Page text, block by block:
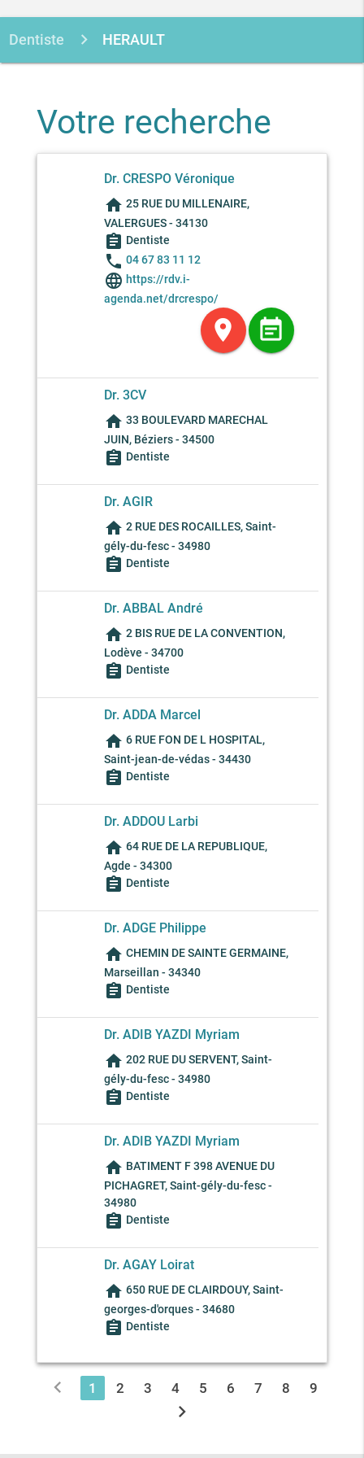
Dentiste HERAULT
Votre recherche
Dr. CRESPO Véronique
home 25 RUE DU MILLENAIRE,
VALERGUES - 34130
assignment Dentiste
phone 04 67 83 11 12
language https://rdv.i-
agenda.net/drcrespo/
location_on event_note
Dr. 3CV
home 33 BOULEVARD MARECHAL
JUIN, Béziers - 34500
assignment Dentiste
Dr. AGIR
home 2 RUE DES ROCAILLES, Saint-
gély-du-fesc - 34980
assignment Dentiste
Dr. ABBAL André
home 2 BIS RUE DE LA CONVENTION,
Lodève - 34700
assignment Dentiste
Dr. ADDA Marcel
home 6 RUE FON DE L HOSPITAL,
Saint-jean-de-védas - 34430
assignment Dentiste
Dr. ADDOU Larbi
home 64 RUE DE LA REPUBLIQUE,
Agde - 34300
assignment Dentiste
Dr. ADGE Philippe
home CHEMIN DE SAINTE GERMAINE,
Marseillan - 34340
assignment Dentiste
Dr. ADIB YAZDI Myriam
home 202 RUE DU SERVENT, Saint-
gély-du-fesc - 34980
assignment Dentiste
Dr. ADIB YAZDI Myriam
home BATIMENT F 398 AVENUE DU
PICHAGRET, Saint-gély-du-fesc -
34980
assignment Dentiste
Dr. AGAY Loirat
home 650 RUE DE CLAIRDOUY, Saint-
georges-d'orques - 34680
assignment Dentiste
chevron_left 1 2 3 4 5 6 7 8 9
chevron_right